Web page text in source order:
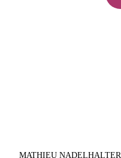
MATHIEU NADELHALTER